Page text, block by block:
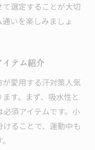
選定することが大切
いを楽しみましょ
テム紹介
愛用する汗対策人気
す。まず、吸水性と
須アイテムです。小
ることで、運動中も